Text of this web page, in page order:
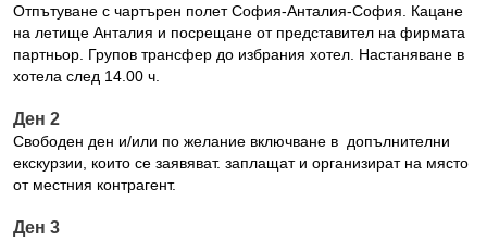
Отпътуване с чартърен полет София-Анталия-София. Кацане
на летище Анталия и посрещане от представител на фирмата
партньор. Групов трансфер до избрания хотел. Настаняване в
хотела след 14.00 ч.
Ден 2
Свободен ден и/или по желание включване в допълнителни
екскурзии, които се заявяват. заплащат и организират на място
от местния контрагент.
Ден 3